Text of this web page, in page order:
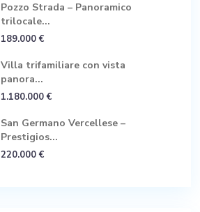
Pozzo Strada – Panoramico
trilocale...
189.000 €
Villa trifamiliare con vista
panora...
1.180.000 €
San Germano Vercellese –
Prestigios...
220.000 €